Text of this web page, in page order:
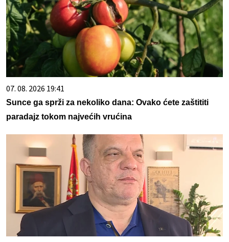
07. 08. 2026 19:41
Sunce ga sprži za nekoliko dana: Ovako ćete zaštititi
paradajz tokom najvećih vrućina